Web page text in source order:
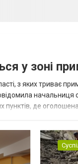
у зоні
з яких триває
пунктів, де